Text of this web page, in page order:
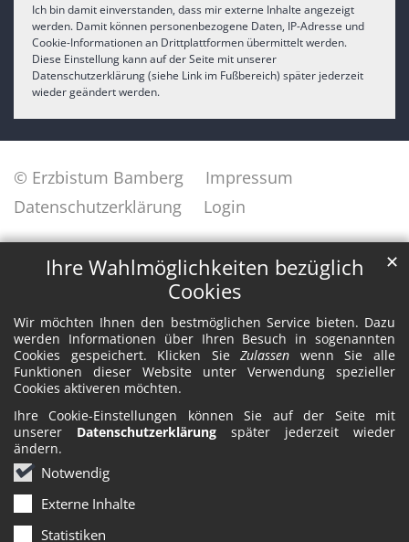
Ihre Wahlmöglichkeiten bezüglich
Cookies
Wir möchten Ihnen den bestmöglichen Service bieten. Dazu
werden Informationen über Ihren Besuch in sogenannten
Cookies gespeichert. Klicken SieZulassen wenn Sie alle
Funktionen dieser Website unter Verwendung spezieller
Cookies aktiveren möchten.
Ihre Cookie-Einstellungen können Sie auf der Seite mit
unserer Datenschutzerklärung später jederzeit wieder
ändern.
Notwendig
Externe Inhalte
Statistiken
✕
Ich bin damit einverstanden, dass mir externe Inhalte angezeigt
werden. Damit können personenbezogene Daten, IP-Adresse und
Cookie-Informationen an Drittplattformen übermittelt werden.
Diese Einstellung kann auf der Seite mit unserer
Datenschutzerklärung (siehe Link im Fußbereich) später jederzeit
wieder geändert werden.
© Erzbistum Bamberg
Impressum
Datenschutzerklärung
Login